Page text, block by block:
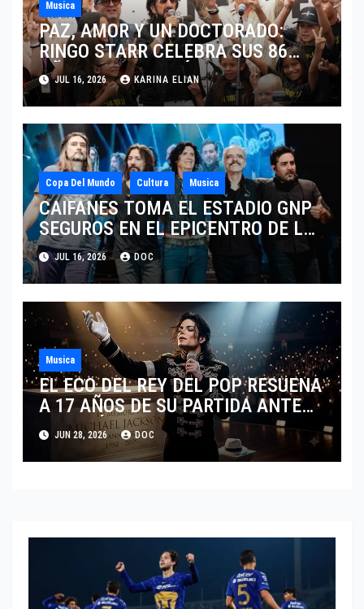
Musica
PAZ, AMOR Y UN DOCTORADO:
RINGO STARR CELEBRA SUS 86
AÑOS CON LOS MÁXIMOS
HONORES DE LIVERPOOL
JUL 16, 2026 KARINA ELIAN
Copa Del Mundo Cultura Musica
CAIFANES TOMA EL ESTADIO GNP
SEGUROS EN EL EPICENTRO DE LA
IDENTIDAD MEXICANA
JUL 16, 2026 DOC
Musica
EL ECO DEL REY DEL POP RESUENA
A 17 AÑOS DE SU PARTIDA ANTE
EL FENÓMENO DE SU BIOPIC EN
2026
JUN 28, 2026 DOC